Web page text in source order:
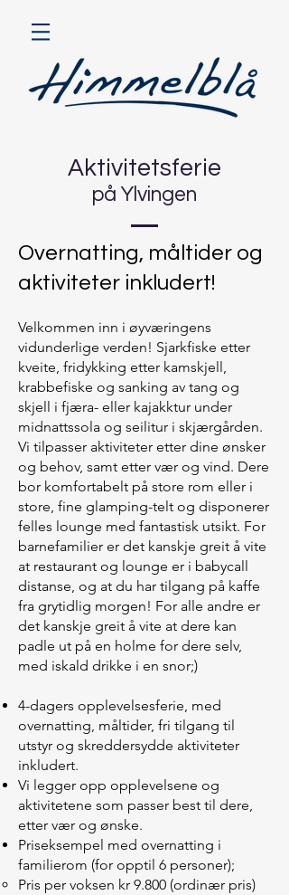
Aktivitetsferie
på Ylvingen
Overnatting, måltider og
aktiviteter inkludert!
Velkommen inn i øyværingens
vidunderlige verden! Sjarkfiske etter
kveite, fridykking etter kamskjell,
krabbefiske og sanking av tang og
skjell i fjæra- eller kajakktur under
midnattssola og seilitur i skjærgården.
Vi tilpasser aktiviteter etter dine ønsker
og behov, samt etter vær og vind. Dere
bor komfortabelt på store rom eller i
store, fine glamping-telt og disponerer
felles lounge med fantastisk utsikt. For
barnefamilier er det kanskje greit å vite
at restaurant og lounge er i babycall
distanse, og at du har tilgang på kaffe
fra grytidlig morgen! For alle andre er
det kanskje greit å vite at dere kan
padle ut på en holme for dere selv,
med iskald drikke i en snor;)
4-dagers opplevelsesferie, med
overnatting, måltider, fri tilgang til
utstyr og skreddersydde aktiviteter
inkludert.
Vi legger opp opplevelsene og
aktivitetene som passer best til dere,
etter vær og ønske.
Priseksempel med overnatting i
familierom (for opptil 6 personer);
Pris per voksen kr 9.800 (ordinær pris)